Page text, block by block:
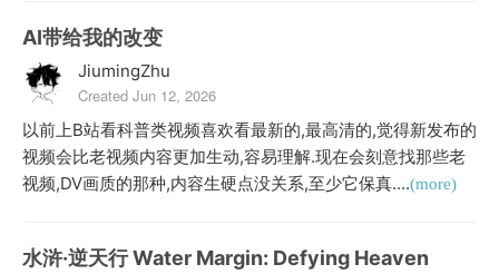
AI带给我的改变
JiumingZhu
Created Jun 12, 2026
以前上B站看科普类视频喜欢看最新的,最高清的,觉得新发布的
视频会比老视频内容更加生动,容易理解.现在会刻意找那些老
视频,DV画质的那种,内容生硬点没关系,至少它保真....(more)
水浒·逆天行 Water Margin: Defying Heaven